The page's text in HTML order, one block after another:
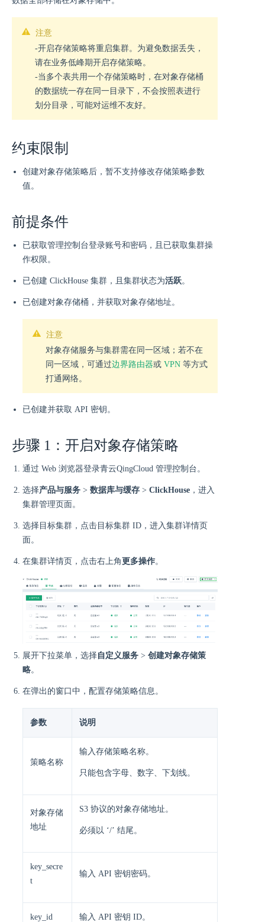
注意
-开启存储策略将重启集群。为避免数据丢失，
请在业务低峰期开启存储策略。
-当多个表共用一个存储策略时，在对象存储桶
的数据统一存在同一目录下，不会按照表进行
划分目录，可能对运维不友好。
约束限制
创建对象存储策略后，暂不支持修改存储策略参数
值。
前提条件
已获取管理控制台登录账号和密码，且已获取集群操
作权限。
已创建 ClickHouse 集群，且集群状态为活跃。
已创建对象存储桶，并获取对象存储地址。
注意
对象存储服务与集群需在同一区域；若不在
同一区域，可通过边界路由器或 VPN 等方式
打通网络。
已创建并获取 API 密钥。
步骤 1：开启对象存储策略
通过 Web 浏览器登录青云QingCloud 管理控制台。
选择产品与服务 > 数据库与缓存 > ClickHouse ，进入
集群管理页面。
选择目标集群，点击目标集群 ID，进入集群详情页
面。
在集群详情页，点击右上角 更多操作。
展开下拉菜单，选择自定义服务 > 创建对象存储策
略。
在弹出的窗口中，配置存储策略信息。
参数 说明
策略名称
输入存储策略名称。
只能包含字母、数字、下划线。
对象存储
地址
S3 协议的对象存储地址。
必须以 ‘/’ 结尾。
key_secre
t
输入 API 密钥密码。
key_id 输入 API 密钥 ID。